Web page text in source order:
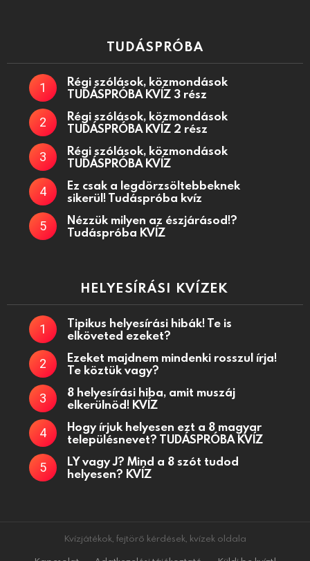
TUDÁSPRÓBA
Régi szólások, közmondások
TUDÁSPRÓBA KVÍZ 3 rész
Régi szólások, közmondások
TUDÁSPRÓBA KVÍZ 2 rész
Régi szólások, közmondások
TUDÁSPRÓBA KVÍZ
Ez csak a legdörzsöltebbeknek
sikerül! Tudáspróba kvíz
Nézzük milyen az észjárásod!?
Tudáspróba KVÍZ
HELYESÍRÁSI KVÍZEK
Tipikus helyesírási hibák! Te is
elköveted ezeket?
Ezeket majdnem mindenki rosszul írja!
Te köztük vagy?
8 helyesírási hiba, amit muszáj
elkerülnöd! KVÍZ
Hogy írjuk helyesen ezt a 8 magyar
településnevet? TUDÁSPRÓBA KVÍZ
LY vagy J? Mind a 8 szót tudod
helyesen? KVÍZ
Kvízjátékok, fejtörő kérdések, kvízek oldala